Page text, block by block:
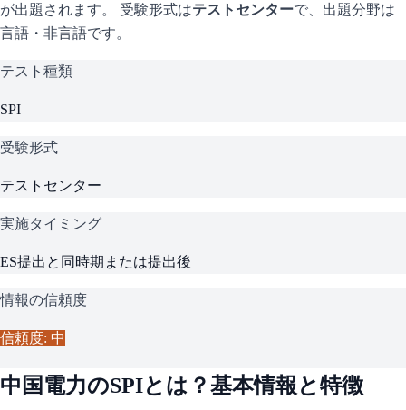
が出題されます。 受験形式はテストセンターで、 出題分野は
言語・非言語です。
テスト種類
SPI
受験形式
テストセンター
実施タイミング
ES提出と同時期または提出後
情報の信頼度
信頼度: 中
中国電力のSPIとは？基本情報と特徴